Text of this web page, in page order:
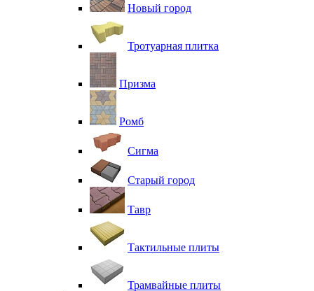
Новый город
Тротуарная плитка
Призма
Ромб
Сигма
Старый город
Тавр
Тактильные плиты
Трамвайные плиты